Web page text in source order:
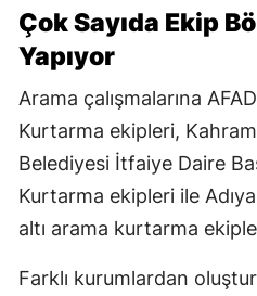
Çok Sayıda Ekip
Yapıyor
Arama çalışmalarına
Kurtarma ekipleri,
Belediyesi İtfaiye Daire
Kurtarma ekipleri ile
altı arama kurtarma
Farklı kurumlardan